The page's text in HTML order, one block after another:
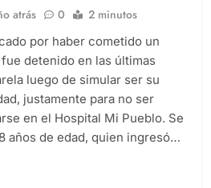
atrás 0 2 minutos
por haber cometido un
detenido en las últimas
luego de simular ser su
justamente para no ser
en el Hospital Mi Pueblo. Se
años de edad, quien ingresó…